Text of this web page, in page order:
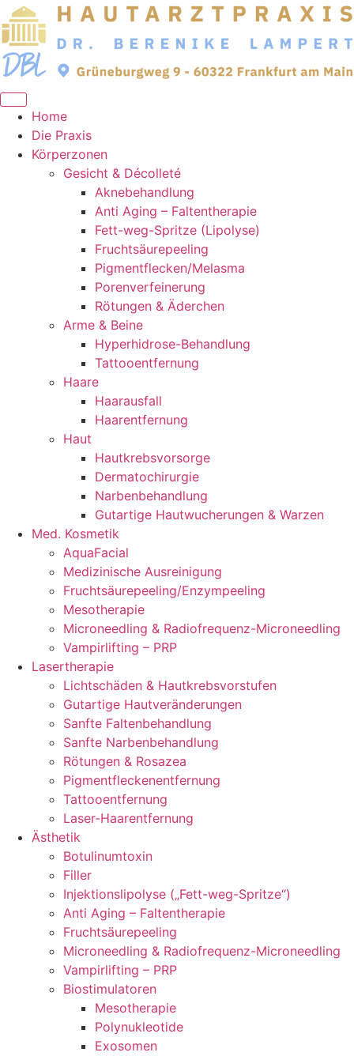
Zum
Inhalt
springen
Home
Die Praxis
Körperzonen
Gesicht & Décolleté
Aknebehandlung
Anti Aging – Faltentherapie
Fett-weg-Spritze (Lipolyse)
Fruchtsäurepeeling
Pigmentflecken/Melasma
Porenverfeinerung
Rötungen & Äderchen
Arme & Beine
Hyperhidrose-Behandlung
Tattooentfernung
Haare
Haarausfall
Haarentfernung
Haut
Hautkrebsvorsorge
Dermatochirurgie
Narbenbehandlung
Gutartige Hautwucherungen & Warzen
Med. Kosmetik
AquaFacial
Medizinische Ausreinigung
Fruchtsäurepeeling/Enzympeeling
Mesotherapie
Microneedling & Radiofrequenz-Microneedling
Vampirlifting – PRP
Lasertherapie
Lichtschäden & Hautkrebsvorstufen
Gutartige Hautveränderungen
Sanfte Faltenbehandlung
Sanfte Narbenbehandlung
Rötungen & Rosazea
Pigmentfleckenentfernung
Tattooentfernung
Laser-Haarentfernung
Ästhetik
Botulinumtoxin
Filler
Injektionslipolyse („Fett-weg-Spritze“)
Anti Aging – Faltentherapie
Fruchtsäurepeeling
Microneedling & Radiofrequenz-Microneedling
Vampirlifting – PRP
Biostimulatoren
Mesotherapie
Polynukleotide
Exosomen